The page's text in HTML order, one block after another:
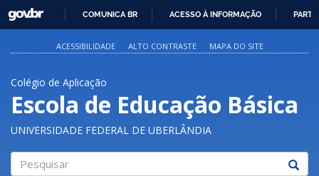
PARA
O
GOVBR
COMUNICA BR ACESSO À INFORMAÇÃO
ACESSIBILIDADE ALTO CONTRASTE MAPA DO SITE
Colégio de Aplicação
Escola de Educação Básica
UNIVERSIDADE FEDERAL DE UBERLÂNDIA